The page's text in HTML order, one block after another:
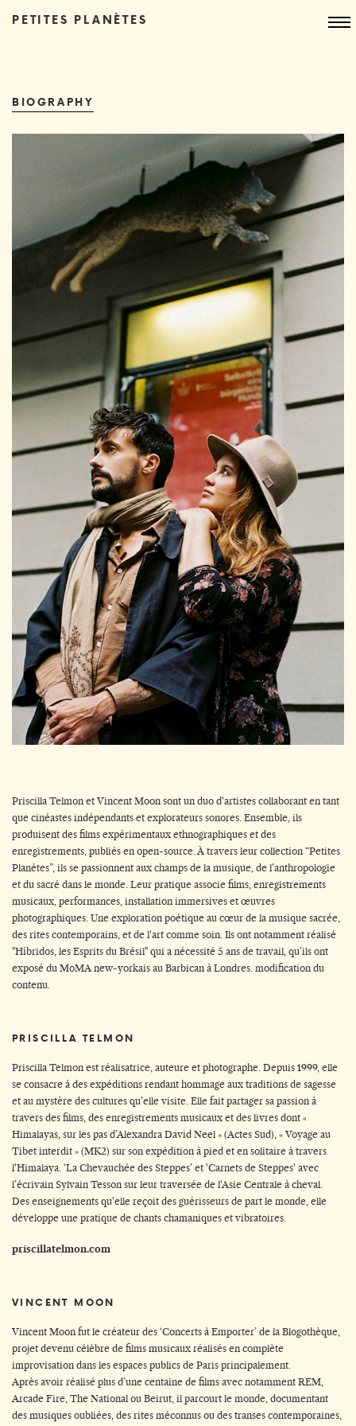
PETITES PLANÈTES
BIOGRAPHY
Priscilla Telmon et Vincent Moon sont un duo d'artistes collaborant en tant
que cinéastes indépendants et explorateurs sonores. Ensemble, ils
produisent des films expérimentaux ethnographiques et des
enregistrements, publiés en open-source. À travers leur collection “Petites
Planètes”, ils se passionnent aux champs de la musique, de l’anthropologie
et du sacré dans le monde. Leur pratique associe films, enregistrements
musicaux, performances, installation immersives et œuvres
photographiques. Une exploration poétique au cœur de la musique sacrée,
des rites contemporains, et de l'art comme soin. Ils ont notamment réalisé
"Híbridos, les Esprits du Brésil" qui a nécessité 5 ans de travail, qu’ils ont
exposé du MoMA new-yorkais au Barbican à Londres. modification du
contenu.
PRISCILLA TELMON
Priscilla Telmon est réalisatrice, auteure et photographe. Depuis 1999, elle
se consacre à des expéditions rendant hommage aux traditions de sagesse
et au mystère des cultures qu’elle visite. Elle fait partager sa passion à
travers des films, des enregistrements musicaux et des livres dont «
Himalayas, sur les pas d’Alexandra David Neel » (Actes Sud), « Voyage au
Tibet interdit » (MK2) sur son expédition à pied et en solitaire à travers
l'Himalaya. ‘La Chevauchée des Steppes’ et 'Carnets de Steppes' avec
l’écrivain Sylvain Tesson sur leur traversée de l'Asie Centrale à cheval.
Des enseignements qu'elle reçoit des guérisseurs de part le monde, elle
développe une pratique de chants chamaniques et vibratoires.
priscillatelmon.com
VINCENT MOON
Vincent Moon fut le créateur des ‘Concerts à Emporter’ de la Blogothèque,
projet devenu célèbre de films musicaux réalisés en complète
improvisation dans les espaces publics de Paris principalement.
Après avoir réalisé plus d’une centaine de films avec notamment REM,
Arcade Fire, The National ou Beirut, il parcourt le monde, documentant
des musiques oubliées, des rites méconnus ou des transes contemporaines,